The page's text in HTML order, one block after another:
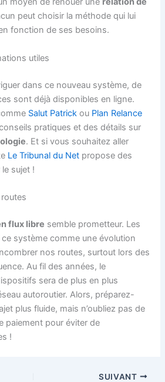
peut choisir la méthode qui lui
fonction de ses besoins.
utiles
dans ce nouveau système, de
sont déjà disponibles en ligne.
Salut Patrick ou Plan Relance
pratiques et des détails sur
. Et si vous souhaitez aller
Le Tribunal du Net propose des
sujet !
flux libre semble prometteur. Les
système comme une évolution
nos routes, surtout lors des
Au fil des années, le
sera de plus en plus
autoroutier. Alors, préparez-
plus fluide, mais n’oubliez pas de
paiement pour éviter de
!
SUIVANT